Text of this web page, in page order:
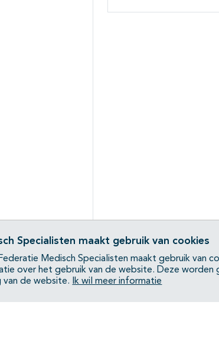
Specialisten maakt gebruik van cookies
Medisch Specialisten maakt gebruik van
over het gebruik van de website. Deze worden
van de website.
Ik wil meer informatie